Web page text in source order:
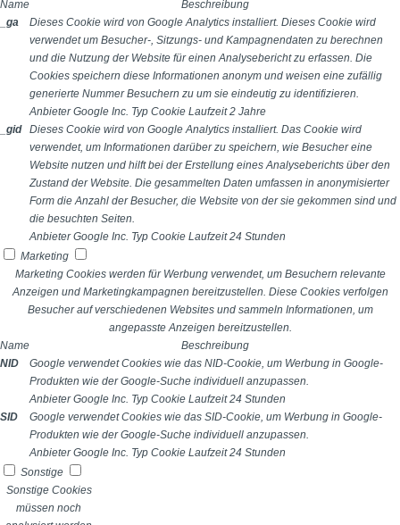
Name
Beschreibung
_ga
Dieses Cookie wird von Google Analytics installiert. Dieses Cookie wird
verwendet um Besucher-, Sitzungs- und Kampagnendaten zu berechnen
und die Nutzung der Website für einen Analysebericht zu erfassen. Die
Cookies speichern diese Informationen anonym und weisen eine zufällig
generierte Nummer Besuchern zu um sie eindeutig zu identifizieren.
Anbieter Google Inc. Typ Cookie Laufzeit 2 Jahre
_gid
Dieses Cookie wird von Google Analytics installiert. Das Cookie wird
verwendet, um Informationen darüber zu speichern, wie Besucher eine
Website nutzen und hilft bei der Erstellung eines Analyseberichts über den
Zustand der Website. Die gesammelten Daten umfassen in anonymisierter
Form die Anzahl der Besucher, die Website von der sie gekommen sind und
die besuchten Seiten.
Anbieter Google Inc. Typ Cookie Laufzeit 24 Stunden
Marketing
Marketing Cookies werden für Werbung verwendet, um Besuchern relevante
Anzeigen und Marketingkampagnen bereitzustellen. Diese Cookies verfolgen
Besucher auf verschiedenen Websites und sammeln Informationen, um
angepasste Anzeigen bereitzustellen.
Name
Beschreibung
NID
Google verwendet Cookies wie das NID-Cookie, um Werbung in Google-
Produkten wie der Google-Suche individuell anzupassen.
Anbieter Google Inc. Typ Cookie Laufzeit 24 Stunden
SID
Google verwendet Cookies wie das SID-Cookie, um Werbung in Google-
Produkten wie der Google-Suche individuell anzupassen.
Anbieter Google Inc. Typ Cookie Laufzeit 24 Stunden
Sonstige
Sonstige Cookies
müssen noch